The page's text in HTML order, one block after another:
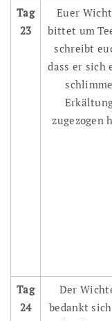
Tag
23
Euer
bittet um
schreibt
dass er sich
schlimme
zugezogen
Tag
24
Der
bedankt